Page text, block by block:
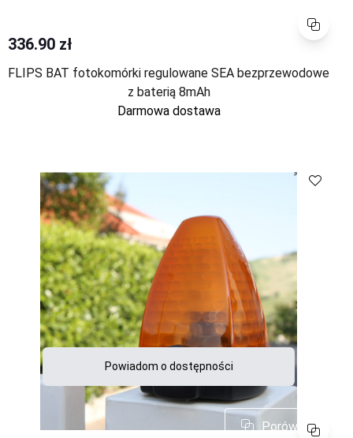
Porównaj
336.90 zł
FLIPS BAT fotokomórki regulowane SEA bezprzewodowe
z baterią 8mAh
Darmowa dostawa
Porównaj
Porównaj
Powiadom o dostępności